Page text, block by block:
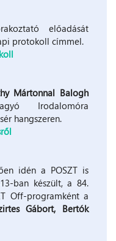
előadását
protokoll címmel.
Mártonnal Balogh
Irodalomóra
hangszeren.
idén a POSZT is
ban készült, a 84.
Off-programként a
Gábort, Bertók